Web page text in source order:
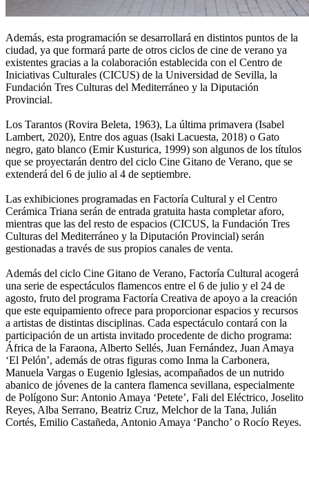
Además, esta programación se desarrollará en distintos puntos de la
ciudad, ya que formará parte de otros ciclos de cine de verano ya
existentes gracias a la colaboración establecida con el Centro de
Iniciativas Culturales (CICUS) de la Universidad de Sevilla, la
Fundación Tres Culturas del Mediterráneo y la Diputación
Provincial.
Los Tarantos (Rovira Beleta, 1963), La última primavera (Isabel
Lambert, 2020), Entre dos aguas (Isaki Lacuesta, 2018) o Gato
negro, gato blanco (Emir Kusturica, 1999) son algunos de los títulos
que se proyectarán dentro del ciclo Cine Gitano de Verano, que se
extenderá del 6 de julio al 4 de septiembre.
Las exhibiciones programadas en Factoría Cultural y el Centro
Cerámica Triana serán de entrada gratuita hasta completar aforo,
mientras que las del resto de espacios (CICUS, la Fundación Tres
Culturas del Mediterráneo y la Diputación Provincial) serán
gestionadas a través de sus propios canales de venta.
Además del ciclo Cine Gitano de Verano, Factoría Cultural acogerá
una serie de espectáculos flamencos entre el 6 de julio y el 24 de
agosto, fruto del programa Factoría Creativa de apoyo a la creación
que este equipamiento ofrece para proporcionar espacios y recursos
a artistas de distintas disciplinas. Cada espectáculo contará con la
participación de un artista invitado procedente de dicho programa:
África de la Faraona, Alberto Sellés, Juan Fernández, Juan Amaya
‘El Pelón’, además de otras figuras como Inma la Carbonera,
Manuela Vargas o Eugenio Iglesias, acompañados de un nutrido
abanico de jóvenes de la cantera flamenca sevillana, especialmente
de Polígono Sur: Antonio Amaya ‘Petete’, Fali del Eléctrico, Joselito
Reyes, Alba Serrano, Beatriz Cruz, Melchor de la Tana, Julián
Cortés, Emilio Castañeda, Antonio Amaya ‘Pancho’ o Rocío Reyes.